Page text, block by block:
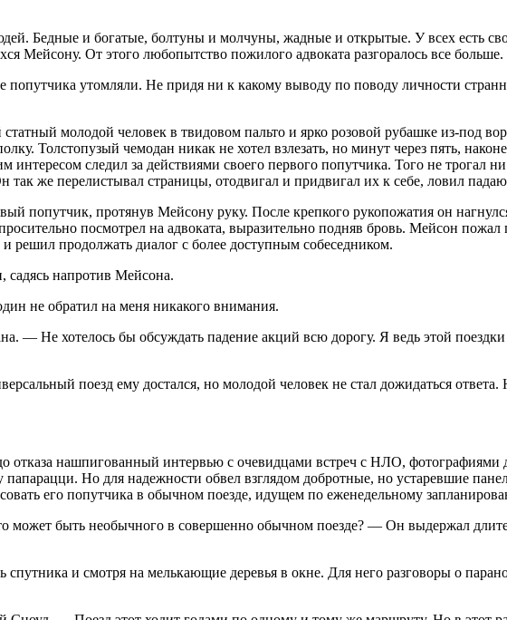
Бедные и богатые, болтуны и молчуны, жадные и открытые. У всех есть
Мейсону. От этого любопытство пожилого адвоката разгоралось все больше.
попутчика утомляли. Не придя ни к какому выводу по поводу личности
молодой человек в твидовом пальто и ярко розовой рубашке из-под
Толстопузый чемодан никак не хотел взлезать, но минут через пять,
интересом следил за действиями своего первого попутчика. Того не трогал
так же перелистывал страницы, отодвигал и придвигал их к себе, ловил
попутчик, протянув Мейсону руку. После крепкого рукопожатия он
посмотрел на адвоката, выразительно подняв бровь. Мейсон
решил продолжать диалог с более доступным собеседником.
напротив Мейсона.
не обратил на меня никакого внимания.
Не хотелось бы обсуждать падение акций всю дорогу. Я ведь этой
поезд ему достался, но молодой человек не стал дожидаться
нашпигованный интервью с очевидцами встреч с НЛО, фотографиями
Но для надежности обвел взглядом добротные, но устаревшие
его попутчика в обычном поезде, идущем по еженедельному
быть необычного в совершенно обычном поезде? — Он выдержал
и смотря на мелькающие деревья в окне. Для него разговоры о